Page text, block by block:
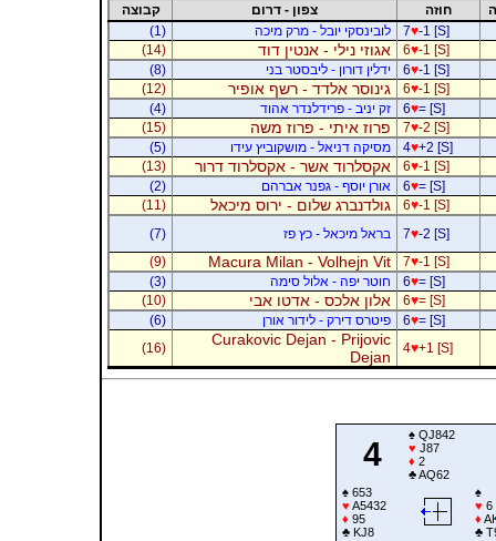
חוזה צפון - דרום
קבוצה
7♥-1 [S] לובינסקי יובל - מרק מיכה
(1)
6♥-1 [S] אגוזי נילי - אנטין דוד
(14)
6♥-1 [S] ידלין דורון - ליבסטר בני
(8)
6♥-1 [S] גינוסר אלדד - רשף אופיר
(12)
6♥= [S] זק יניב - פרידלנדר אהוד
(4)
7♥-2 [S] פרוז איתי - פרוז משה
(15)
4♥+2 [S] מסיקה דניאל - מושקוביץ עידו
(5)
6♥-1 [S] אקסלרוד אשר - אקסלרוד דרור
(13)
6♥= [S] אורן יוסף - גפנר אברהם
(2)
6♥-1 [S] גולדנברג שלום - ירוס מיכאל
(11)
7♥-2 [S] בראל מיכאל - כץ פז
(7)
7♥-1 [S]
Macura Milan - Volhejn Vit
(9)
6♥= [S] חוטר יפה - אלול סימה
(3)
6♥= [S] אלון אלכס - אדטו אבי
(10)
6♥= [S] פיטרס דירק - לידור אורן
(6)
4♥+1 [S]
Curakovic Dejan - Prijovic
Dejan
(16)
4
♠QJ842
♥ J87
♦ 2
♣AQ62
♠653
♥ A5432
♦ 95
♣KJ8
♠
♥ 6
♦
♣